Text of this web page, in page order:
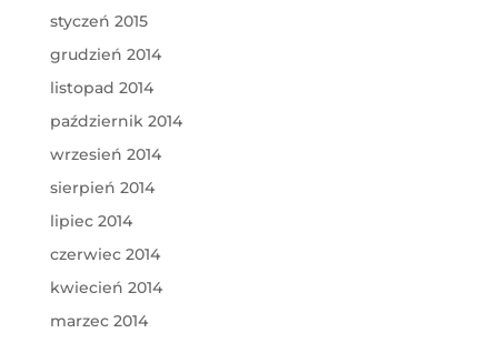
styczeń 2015
grudzień 2014
listopad 2014
październik 2014
wrzesień 2014
sierpień 2014
lipiec 2014
czerwiec 2014
kwiecień 2014
marzec 2014